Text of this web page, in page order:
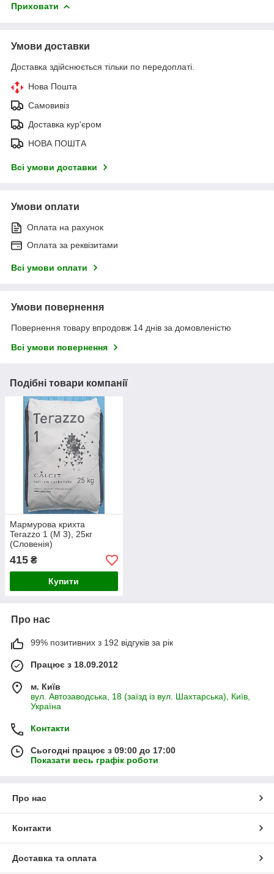
Приховати
Умови доставки
Доставка здійснюється тільки по передоплаті.
Нова Пошта
Самовивіз
Доставка кур'єром
НОВА ПОШТА
Всі умови доставки
Умови оплати
Оплата на рахунок
Оплата за реквізитами
Всі умови оплати
Умови повернення
Повернення товару впродовж 14 днів за домовленістю
Всі умови повернення
Подібні товари компанії
Мармурова крихта
Terazzo 1 (М 3), 25кг
(Словенія)
415 ₴
Купити
Про нас
99% позитивних з 192 відгуків за рік
Працює з 18.09.2012
м. Київ
вул. Автозаводська, 18 (заїзд із вул. Шахтарська), Київ,
Україна
Контакти
Сьогодні працює з 09:00 до 17:00
Показати весь графік роботи
Про нас
Контакти
Доставка та оплата